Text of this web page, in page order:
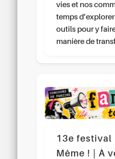
vies et nos
temps
outils pour y
manière de
13e festival
Même ! | À